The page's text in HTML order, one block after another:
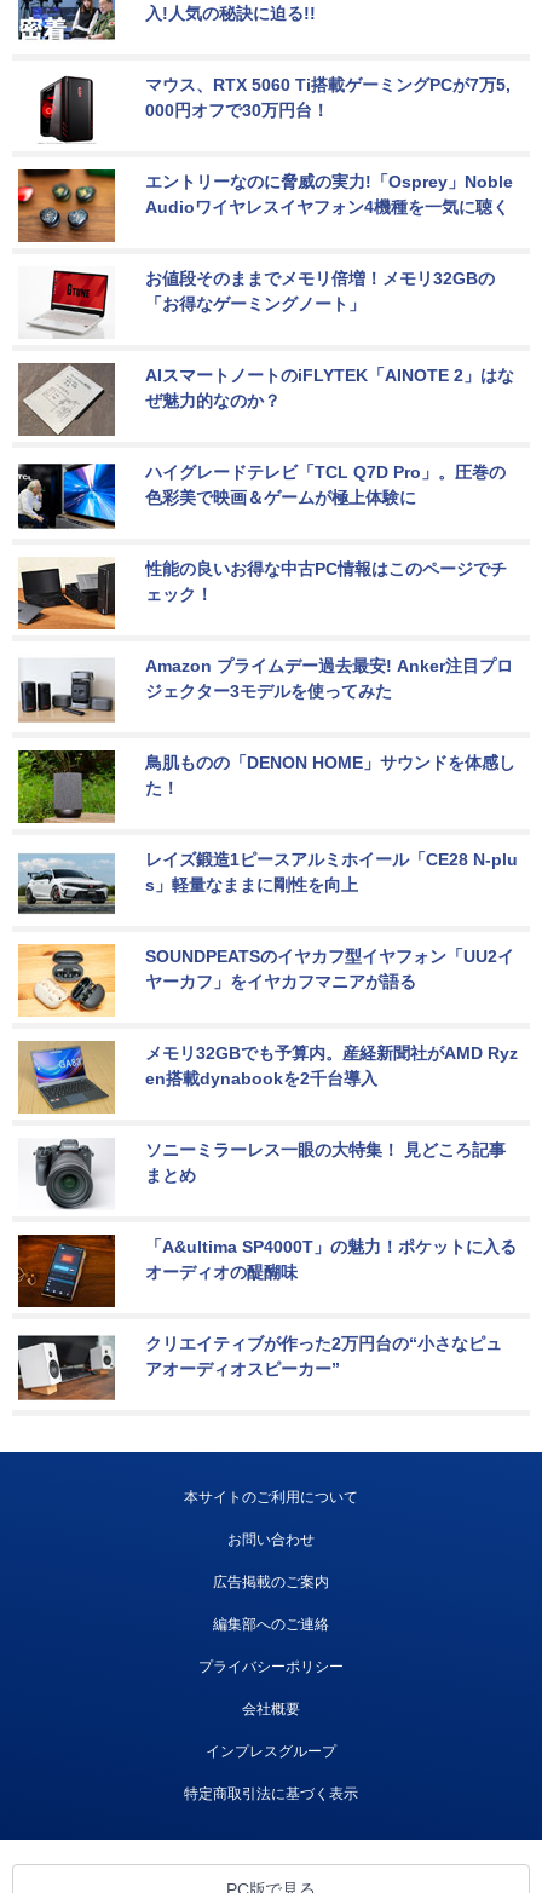
入!人気の秘訣に迫る!!
マウス、RTX 5060 Ti搭載ゲーミングPCが7万5,
000円オフで30万円台！
エントリーなのに脅威の実力!「Osprey」Noble
Audioワイヤレスイヤフォン4機種を一気に聴く
お値段そのままでメモリ倍増！メモリ32GBの
「お得なゲーミングノート」
AIスマートノートのiFLYTEK「AINOTE 2」はな
ぜ魅力的なのか？
ハイグレードテレビ「TCL Q7D Pro」。圧巻の
色彩美で映画＆ゲームが極上体験に
性能の良いお得な中古PC情報はこのページでチ
ェック！
Amazon プライムデー過去最安! Anker注目プロ
ジェクター3モデルを使ってみた
鳥肌ものの「DENON HOME」サウンドを体感し
た！
レイズ鍛造1ピースアルミホイール「CE28 N-plu
s」軽量なままに剛性を向上
SOUNDPEATSのイヤカフ型イヤフォン「UU2イ
ヤーカフ」をイヤカフマニアが語る
メモリ32GBでも予算内。産経新聞社がAMD Ryz
en搭載dynabookを2千台導入
ソニーミラーレス一眼の大特集！ 見どころ記事
まとめ
「A&ultima SP4000T」の魅力！ポケットに入る
オーディオの醍醐味
クリエイティブが作った2万円台の“小さなピュ
アオーディオスピーカー”
本サイトのご利用について
お問い合わせ
広告掲載のご案内
編集部へのご連絡
プライバシーポリシー
会社概要
インプレスグループ
特定商取引法に基づく表示